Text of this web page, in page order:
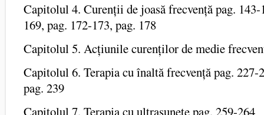
Capitolul 4. Curenții de joasă frecvență pag. 143-
169, pag. 172-173, pag. 178
Capitolul 5. Acțiunile curenților de medie
Capitolul 6. Terapia cu înaltă frecvență pag. 227-
pag. 239
Capitolul 7. Terapia cu ultrasunete pag. 259-264